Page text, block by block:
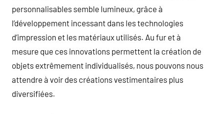
personnalisables semble lumineux, grâce à
l’développement incessant dans les technologies
d’impression et les matériaux utilisés. Au fur et à
mesure que ces innovations permettent la création de
objets extrêmement individualisés, nous pouvons nous
attendre à voir des créations vestimentaires plus
diversifiées.